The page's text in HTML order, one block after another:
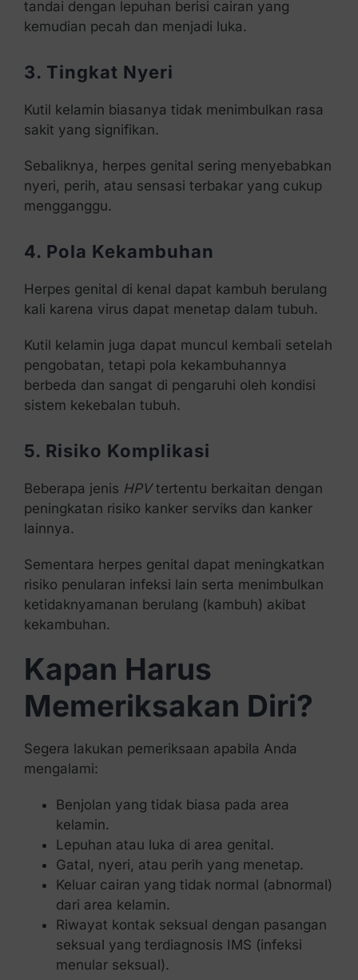
tandai dengan lepuhan berisi cairan yang
kemudian pecah dan menjadi luka.
3. Tingkat Nyeri
Kutil kelamin biasanya tidak menimbulkan rasa
sakit yang signifikan.
Sebaliknya, herpes genital sering menyebabkan
nyeri, perih, atau sensasi terbakar yang cukup
mengganggu.
4. Pola Kekambuhan
Herpes genital di kenal dapat kambuh berulang
kali karena virus dapat menetap dalam tubuh.
Kutil kelamin juga dapat muncul kembali setelah
pengobatan, tetapi pola kekambuhannya
berbeda dan sangat di pengaruhi oleh kondisi
sistem kekebalan tubuh.
5. Risiko Komplikasi
Beberapa jenis HPVtertentu berkaitan dengan
peningkatan risiko kanker serviks dan kanker
lainnya.
Sementara herpes genital dapat meningkatkan
risiko penularan infeksi lain serta menimbulkan
ketidaknyamanan berulang (kambuh) akibat
kekambuhan.
Kapan Harus
Memeriksakan Diri?
Segera lakukan pemeriksaan apabila Anda
mengalami:
Benjolan yang tidak biasa pada area
kelamin.
Lepuhan atau luka di area genital.
Gatal, nyeri, atau perih yang menetap.
Keluar cairan yang tidak normal (abnormal)
dari area kelamin.
Riwayat kontak seksual dengan pasangan
seksual yang terdiagnosis IMS (infeksi
menular seksual).